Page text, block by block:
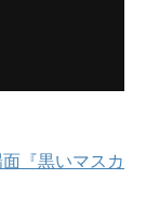
『黒いマスカ